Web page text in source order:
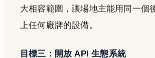
大相容範圍，讓場地主能用同一個
上任何廠牌的設備。
目標三：開放 API 生態系統